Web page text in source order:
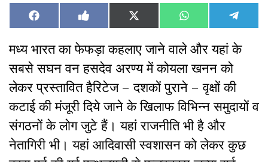
Share
on
Facebook Share
on
Like
on
Share
on
X
(Twitter)
Share
on
WhatsAppShare
on
मध्य भारत का फेफड़ा कहलाए जाने वाले और यहां के
सबसे सघन वन हसदेव अरण्य में कोयला खनन को
लेकर प्रस्तावित हैरिटेज – दशकों पुराने – वृक्षों की
कटाई की मंजूरी दिये जाने के खिलाफ विभिन्न समुदायों व
संगठनों के लोग जुटे हैं। यहां राजनीति भी है और
नेतागिरी भी। यहां आदिवासी स्वशासन को लेकर कुछ